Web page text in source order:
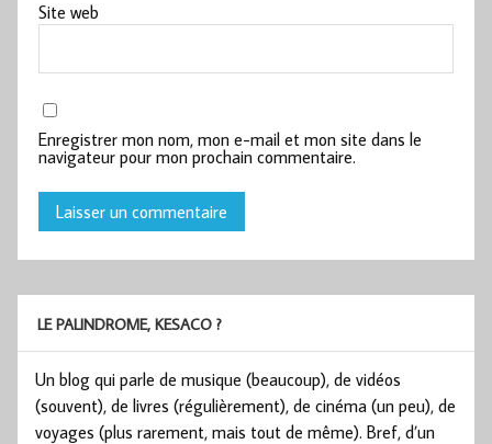
Site web
Enregistrer mon nom, mon e-mail et mon site dans le
navigateur pour mon prochain commentaire.
LE PALINDROME, KESACO ?
Un blog qui parle de musique (beaucoup), de vidéos
(souvent), de livres (régulièrement), de cinéma (un peu), de
voyages (plus rarement, mais tout de même). Bref, d’un